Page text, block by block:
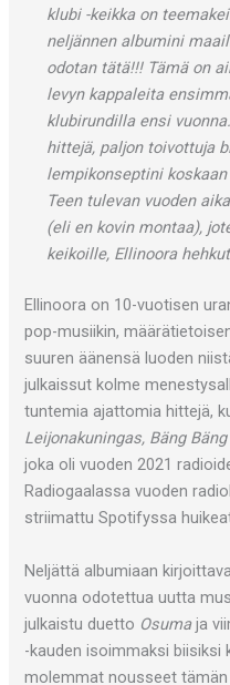
klubi -keikka on
neljännen albumini
odotan tätä!!! Tämä on
levyn kappaleita
klubirundilla ensi
hittejä, paljon toivottuja
lempikonseptini
Teen tulevan vuoden
(eli en kovin montaa),
keikoille, Ellinoora
Ellinoora on 10-vuotisen
pop-musiikin,
suuren äänensä luoden
julkaissut kolme
tuntemia ajattomia hittejä,
Leijonakuningas, Bäng
joka oli vuoden 2021
Radiogaalassa vuoden
striimattu Spotifyssa
Neljättä albumiaan
vuonna odotettua uutta
julkaistu duetto Osumaja
-kauden isoimmaksi biisiksi
molemmat nousseet